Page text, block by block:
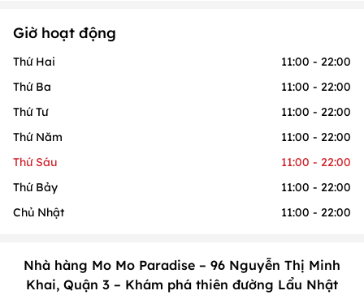
Giờ hoạt động
Thứ Hai
11:00 - 22:00
Thứ Ba
11:00 - 22:00
Thứ Tư
11:00 - 22:00
Thứ Năm
11:00 - 22:00
Thứ Sáu
11:00 - 22:00
Thứ Bảy
11:00 - 22:00
Chủ Nhật
11:00 - 22:00
Nhà hàng Mo Mo Paradise – 96 Nguyễn Thị Minh
Khai, Quận 3 – Khám phá thiên đường Lẩu Nhật